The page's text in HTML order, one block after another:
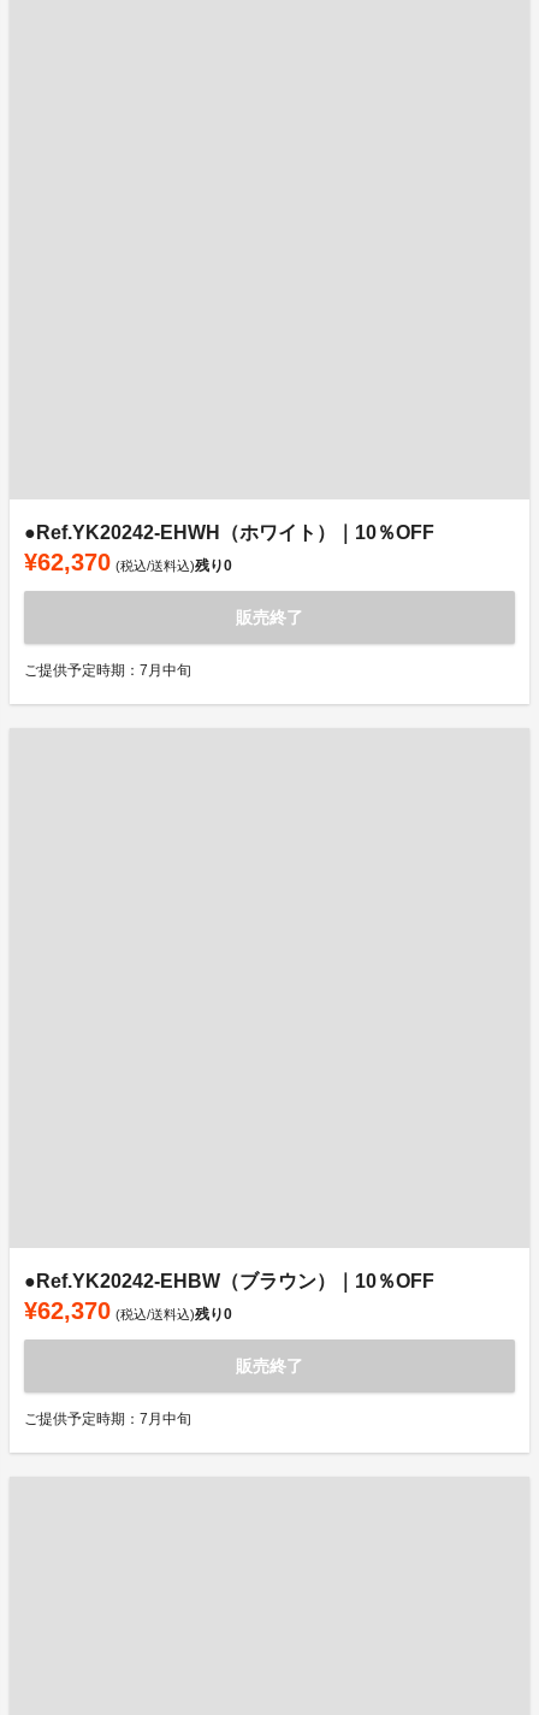
●Ref.YK20242-EHWH（ホワイト）｜10％OFF
¥62,370 (税込/送料込)残り0
販売終了
ご提供予定時期：7月中旬
●Ref.YK20242-EHBW（ブラウン）｜10％OFF
¥62,370 (税込/送料込)残り0
販売終了
ご提供予定時期：7月中旬